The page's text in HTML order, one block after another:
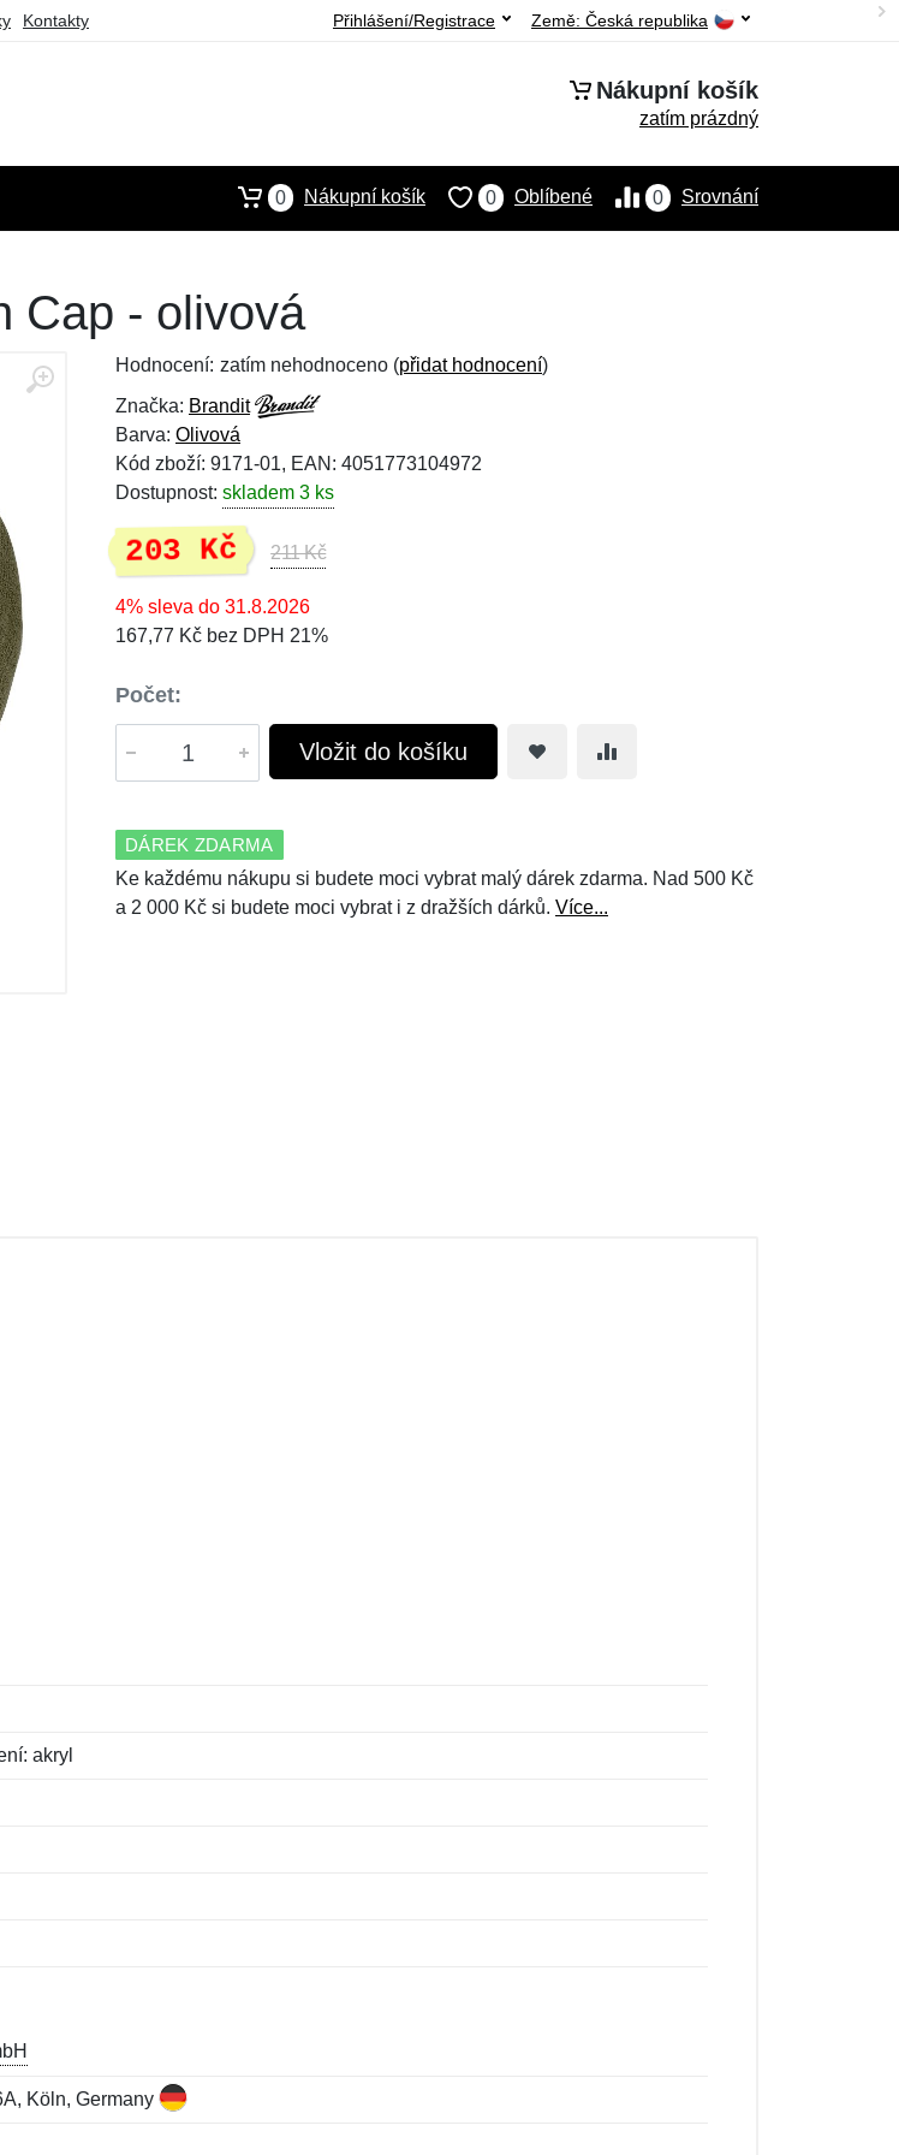
Kontakty Země: Česká republika
Přihlášení/Registrace
Nákupní košík
zatím prázdný
0 Srovnání
0 Oblíbené
0 Nákupní košík
Cap - olivová
Hodnocení: zatím nehodnoceno (přidat hodnocení)
Značka: Brandit
Barva: Olivová
Kód zboží: 9171-01, EAN: 4051773104972
Dostupnost: skladem 3 ks
203 Kč 211 Kč
4% sleva do 31.8.2026
167,77 Kč bez DPH 21%
Počet:
Vložit do košíku
DÁREK ZDARMA
Ke každému nákupu si budete moci vybrat malý dárek zdarma. Nad 500 Kč
a 2 000 Kč si budete moci vybrat i z dražších dárků. Více...
akryl
Köln, Germany